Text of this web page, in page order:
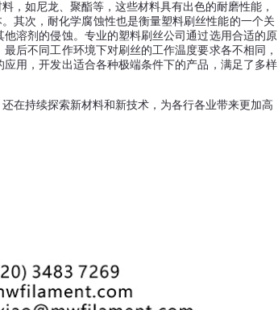
，如尼龙、聚酯等，这些材料具有出色的耐磨性能，
其次，耐化学腐蚀性也是衡量塑料刷丝性能的一个关
溶剂的侵蚀。专业的塑料刷丝公司通过选用合适的原
最后不同工作环境下对刷丝的工作温度要求各不相同，
用，开发出适合各种极端条件下的产品，满足了多样
在持续探索新材料和新技术，为各行各业带来更加高